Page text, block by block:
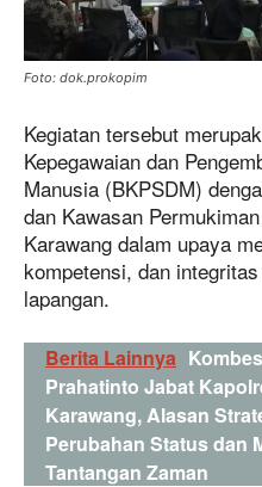
Foto: dok.prokopim
Kegiatan tersebut
Kepegawaian dan
Manusia (BKPSDM)
dan Kawasan
Karawang dalam upaya
kompetensi, dan
lapangan.
Berita Lainnya
Prahatinto Jabat
Karawang, Alasan
Perubahan Status dan
Tantangan Zaman